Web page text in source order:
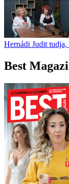
Hernádi Judit
Best